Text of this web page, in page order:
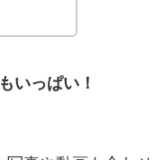
いっぱい！